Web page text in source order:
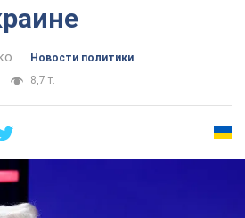
Новости политики
8,7 т.